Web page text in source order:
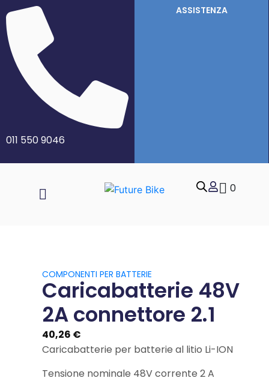
011 550 9046
ASSISTENZA
0
COMPONENTI PER BATTERIE
Caricabatterie 48V
2A connettore 2.1
40,26 €
Caricabatterie per batterie al litio Li-ION
Tensione nominale 48V corrente 2 A